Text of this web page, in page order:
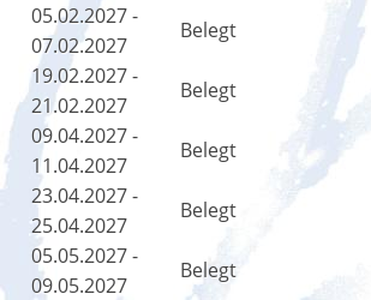
05.02.2027 -
07.02.2027
Belegt
19.02.2027 -
21.02.2027
Belegt
09.04.2027 -
11.04.2027
Belegt
23.04.2027 -
25.04.2027
Belegt
05.05.2027 -
09.05.2027
Belegt